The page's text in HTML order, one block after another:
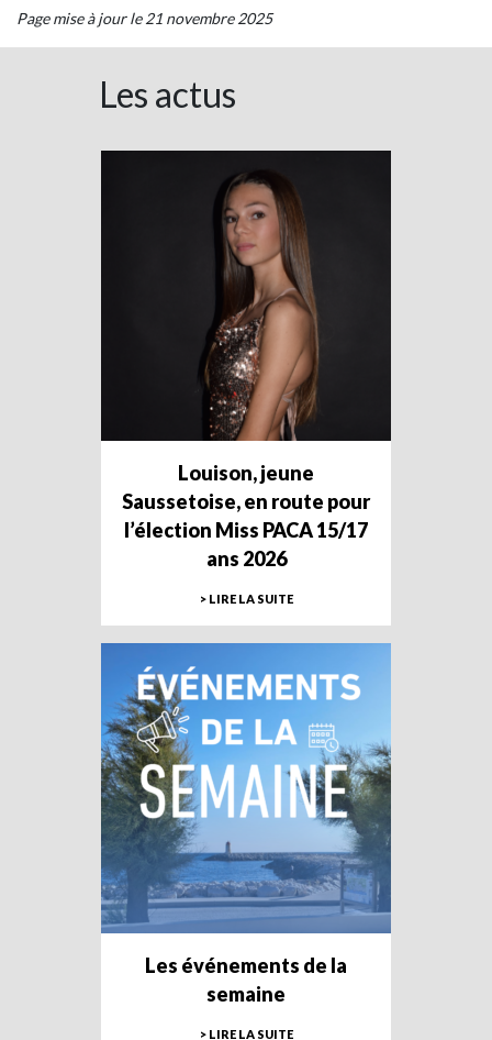
Page mise à jour le 21 novembre 2025
Les actus
Louison, jeune
Saussetoise, en route pour
l’élection Miss PACA 15/17
ans 2026
> LIRE LA SUITE
Les événements de la
semaine
> LIRE LA SUITE